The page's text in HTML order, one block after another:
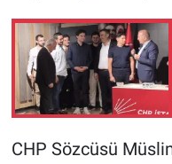
CHP Sözcüsü